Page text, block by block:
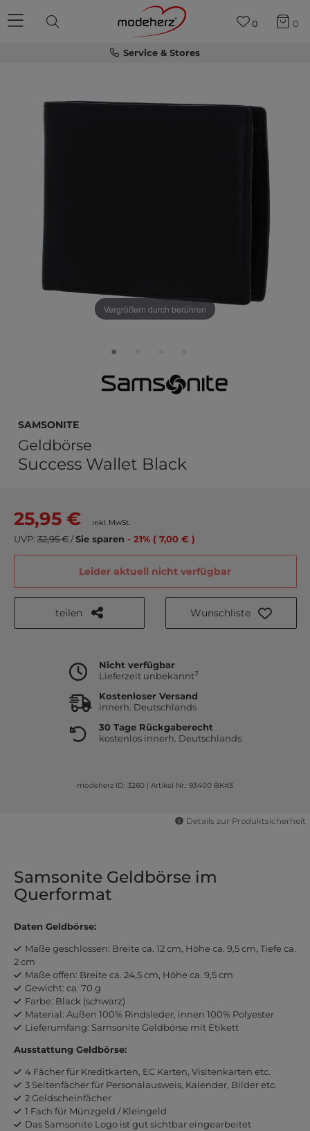
Service & Stores
0 0
Vergrößern durch berühren
Samsonite
Geldbörse
Success Wallet Black
25,95 € inkl. MwSt.
UVP: 32,95 €/Sie sparen - 21% ( 7,00 € )
Leider aktuell nicht verfügbar
teilen Wunschliste
Nicht verfügbar
Lieferzeit unbekannt7
Kostenloser Versand
innerh. Deutschlands
30 Tage Rückgaberecht
kostenlos innerh. Deutschlands
modeherz ID: 3260 | Artikel Nr.: 93400 BK#3
Details zur Produktsicherheit
Samsonite Geldbörse im
Querformat
Daten Geldbörse:
Maße geschlossen: Breite ca. 12 cm, Höhe ca. 9,5 cm, Tiefe ca.
2 cm
Maße offen: Breite ca. 24,5 cm, Höhe ca. 9,5 cm
Gewicht: ca. 70 g
Farbe: Black (schwarz)
Material: Außen 100% Rindsleder, innen 100% Polyester
Lieferumfang: Samsonite Geldbörse mit Etikett
Ausstattung Geldbörse:
4 Fächer für Kreditkarten, EC Karten, Visitenkarten etc.
3 Seitenfächer für Personalausweis, Kalender, Bilder etc.
2 Geldscheinfächer
1 Fach für Münzgeld / Kleingeld
Das Samsonite Logo ist gut sichtbar eingearbeitet